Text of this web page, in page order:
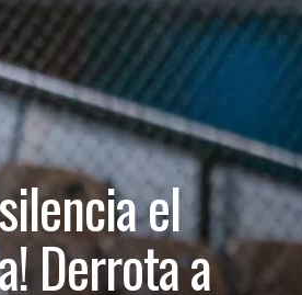
el
Derrota a